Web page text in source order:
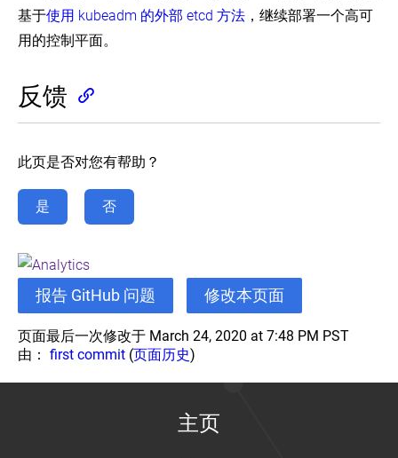
基于使用 kubeadm 的外部 etcd 方法 ，继续部署一个高可
用的控制平面。
反馈
此页是否对您有帮助？
是 否
报告 GitHub 问题 修改本页面
页面最后一次修改于 March 24, 2020 at 7:48 PM PST
由： first commit (页面历史)
主页